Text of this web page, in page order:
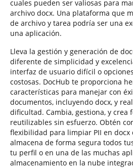
cuales pueden ser valiosas para
archivo docx. Una plataforma que
de archivo y tarea podría ser una
una aplicación.
Lleva la gestión y generación de
diferente de simplicidad y
interfaz de usuario difícil o
costosas. DocHub te proporciona
características para manejar con
documentos, incluyendo docx, y
dificultad. Cambia, gestiona, y crea
reutilizables sin esfuerzo. Obtén
flexibilidad para limpiar PII en
almacena de forma segura todos
tu perfil o en una de las muchas
almacenamiento en la nube